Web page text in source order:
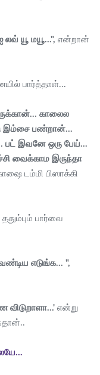
லவ் யூ மயூ...", என்றான்
பார்த்தாள்...
காலைல
இம்சை பண்றான்...
பட் இவனே ஒரு பேய்...
வைக்காம இருந்தா
டம்மி பிஸாக்கி
பார்வை
எடுங்க... ",
என்று